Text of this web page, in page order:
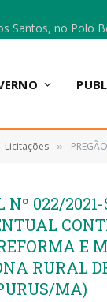
Licitações » PREGÃO
022/2021-
E
RURAL
MA)